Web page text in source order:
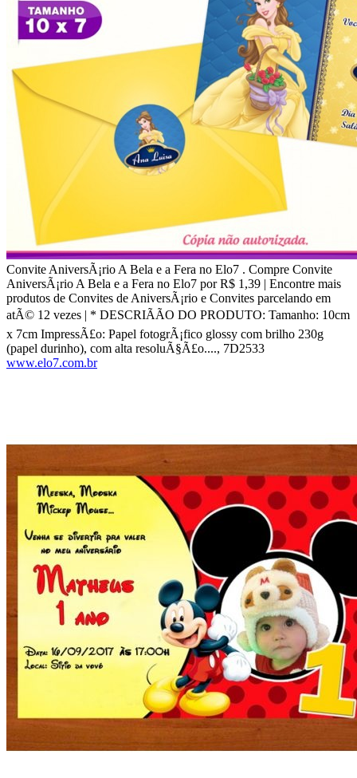
Convite AniversÃ¡rio A Bela e a Fera no Elo7 . Compre Convite
AniversÃ¡rio A Bela e a Fera no Elo7 por R$ 1,39 | Encontre mais
produtos de Convites de AniversÃ¡rio e Convites parcelando em
atÃ© 12 vezes | * DESCRIÃÃO DO PRODUTO: Tamanho: 10cm
x 7cm ImpressÃ£o: Papel fotogrÃ¡fico glossy com brilho 230g
(papel durinho), com alta resoluÃ§Ã£o...., 7D2533
www.elo7.com.br